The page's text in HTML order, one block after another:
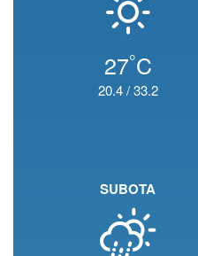
27°C
20.4/33.2
SUBOTA